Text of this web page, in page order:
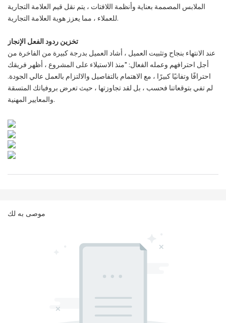
الملابس المصممة بعناية وأنظمة اللافتات ، يتم نقل قيم العلامة التجارية
للعملاء ، مما يعزز هوية العلامة التجارية.
تخزين ردود الفعل الإنجاز
عند الانتهاء بنجاح وتثبيت العميل ، أشاد العميل بدرجة كبيرة من الفاخرة من
أجل احترافهم وعمله الفعال: "منذ الاستيلاء على المشروع ، أظهر فريقك
احترافًا وتفانيًا كبيرًا ، مع الاهتمام بالتفاصيل والالتزام بالعمل عالي الجودة.
لم تفي بتوقعاتنا فحسب ، بل لقد تجاوزتها ، حيث تعرض بروفياتك المتسقة
والمعايير المهنية.
موصى به لك